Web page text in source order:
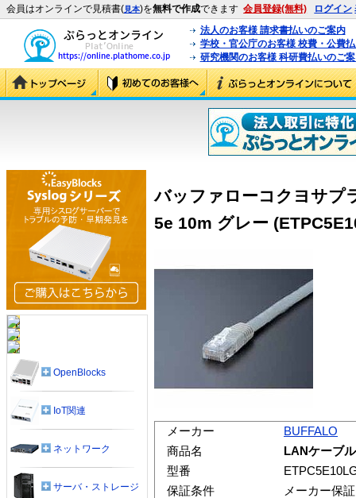
会員はオンラインで見積書(見本)を無料で作成できます 会員登録(無料) ログイン
法人のお客様 請求書払いのご案内
学校・官公庁のお客様 校費・公費
研究機関のお客様 科研費払いのご
バッファローコクヨサプ
5e 10m グレー
メーカー
BUFFALO
商品名
LANケーブ
型番
保証条件
メーカー保証
OpenBlocks
IoT関連
ネットワーク
サーバ・ストレージ